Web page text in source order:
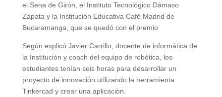
el Sena de Girón, el Instituto Tecnológico Dámaso
Zapata y la Institución Educativa Café Madrid de
Bucaramanga, que se quedó con el premio
Según explicó Javier Carrillo, docente de informática de
la Institución y coach del equipo de robótica, los
estudiantes tenían seis horas para desarrollar un
proyecto de innovación utilizando la herramienta
Tinkercad y crear una aplicación.